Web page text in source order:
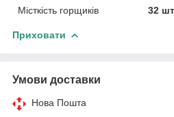
Місткість горщиків
32
Приховати
Умови доставки
Нова Пошта